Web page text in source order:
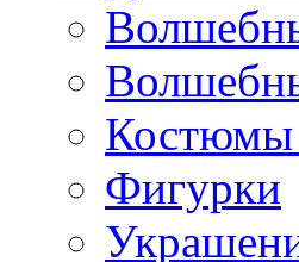
Костюмы
Фигурки